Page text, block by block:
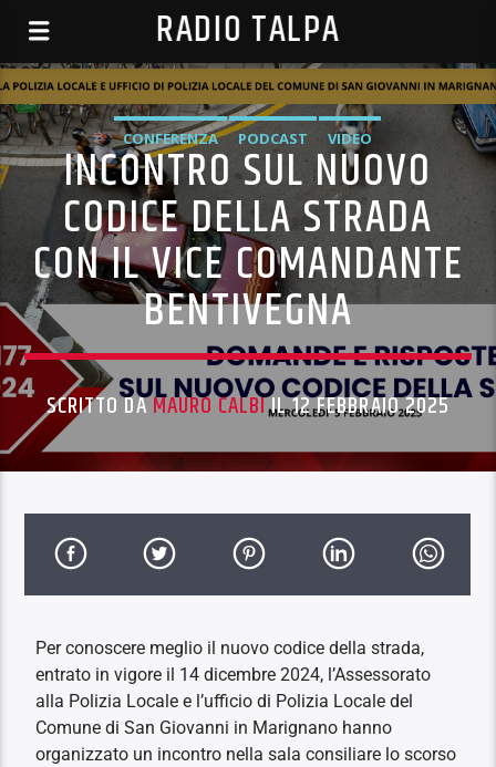
RADIO TALPA
CONFERENZA PODCAST VIDEO
INCONTRO SUL NUOVO
CODICE DELLA STRADA
CON IL VICE COMANDANTE
BENTIVEGNA
SCRITTO DAMAURO CALBIIL 12 FEBBRAIO 2025
Per conoscere meglio il nuovo codice della strada,
entrato in vigore il 14 dicembre 2024, l’Assessorato
alla Polizia Locale e l’ufficio di Polizia Locale del
Comune di San Giovanni in Marignano hanno
organizzato un incontro nella sala consiliare lo scorso